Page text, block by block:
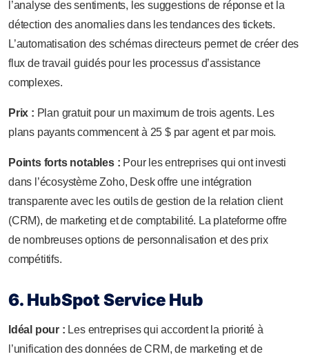
l’analyse des sentiments, les suggestions de réponse et la
détection des anomalies dans les tendances des tickets.
L’automatisation des schémas directeurs permet de créer des
flux de travail guidés pour les processus d’assistance
complexes.
Prix : Plan gratuit pour un maximum de trois agents. Les
plans payants commencent à 25 $ par agent et par mois.
Points forts notables : Pour les entreprises qui ont investi
dans l’écosystème Zoho, Desk offre une intégration
transparente avec les outils de gestion de la relation client
(CRM), de marketing et de comptabilité. La plateforme offre
de nombreuses options de personnalisation et des prix
compétitifs.
6. HubSpot Service Hub
Idéal pour : Les entreprises qui accordent la priorité à
l’unification des données de CRM, de marketing et de